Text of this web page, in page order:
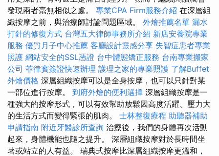
發現兩者毫無相似之處。 專業CPA Firm服務介紹 在深層組
織按摩之前，與治療師討論問題區域。 外燴推薦名單 漏水
打針的修復方式 台灣五大律師事務所介紹 新店安養院專業
服務 優質月子中心推薦 客廳設計靈感分享 失智症患者專業
照護 網站安全的SSL憑證 台中體態矯正服務 台南專業搬家
公司 菲律賓簽證快速辦理 護理之家的專業照護 了解Buffet
外燴價格 深層組織按摩可以是全身按摩，也可以只針對某
一部位進行按摩。 到府外燴的便利選擇 深層組織按摩是一
種強大的按摩形式，可以有效幫助放鬆因高度活躍、壓力大
的生活方式而變得緊張的肌肉。 士林整復療程 助聽器補助
申請指南 附近牙醫診所查詢 治療後，我們的身體再次活動
起來，身體機能也隨之提升。 深層組織按摩對於長時間坐
著或站立的人有益。 瑞典式按摩比深層組織按摩更溫和，